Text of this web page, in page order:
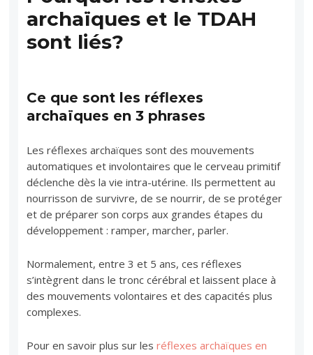
archaïques et le TDAH
sont liés?
Ce que sont les réflexes
archaïques en 3 phrases
Les réflexes archaïques sont des mouvements
automatiques et involontaires que le cerveau primitif
déclenche dès la vie intra-utérine. Ils permettent au
nourrisson de survivre, de se nourrir, de se protéger
et de préparer son corps aux grandes étapes du
développement : ramper, marcher, parler.
Normalement, entre 3 et 5 ans, ces réflexes
s’intègrent dans le tronc cérébral et laissent place à
des mouvements volontaires et des capacités plus
complexes.
Pour en savoir plus sur lesréflexes archaïques en